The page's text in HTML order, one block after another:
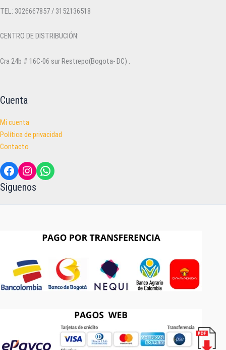
TEL: 3026667857 / 3152136518
CENTRO DE DISTRIBUCIÓN:
Cra 24b # 16C-06 sur Restrepo(Bogota- DC) .
Cuenta
Mi cuenta
Política de privacidad
Contacto
Facebook
Instagram
WhatsApp
Siguenos